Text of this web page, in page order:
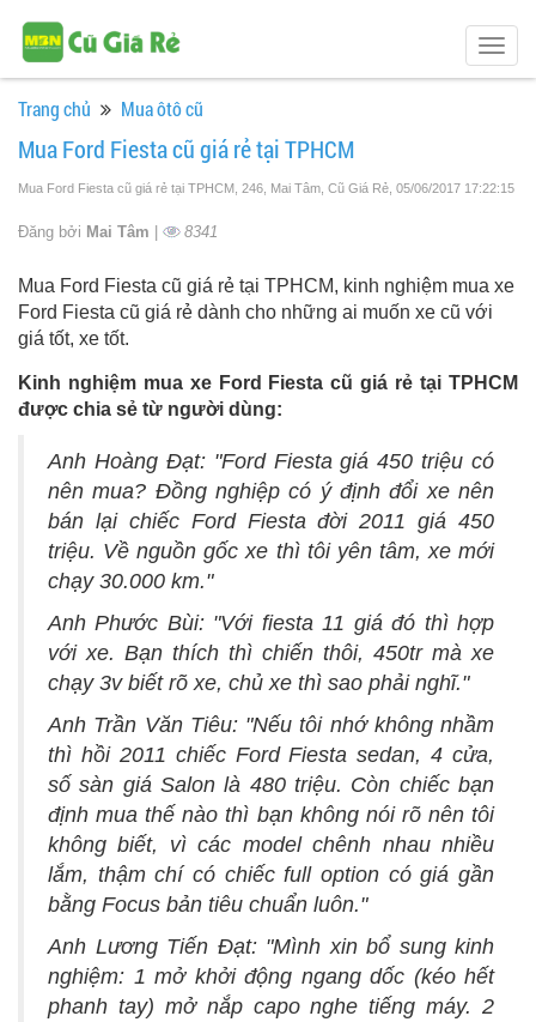
Trang chủ Mua ôtô cũ
Mua Ford Fiesta cũ giá rẻ tại TPHCM
Mua Ford Fiesta cũ giá rẻ tại TPHCM, 246, Mai Tâm, Cũ Giá Rẻ , 05/06/2017 17:22:15
Đăng bởi Mai Tâm | 8341
Mua Ford Fiesta cũ giá rẻ tại TPHCM, kinh nghiệm mua xe
Ford Fiesta cũ giá rẻ dành cho những ai muốn xe cũ với
giá tốt, xe tốt.
Kinh nghiệm mua xe Ford Fiesta cũ giá rẻ tại TPHCM
được chia sẻ từ người dùng:
Anh Hoàng Đạt: "Ford Fiesta giá 450 triệu có
nên mua? Đồng nghiệp có ý định đổi xe nên
bán lại chiếc Ford Fiesta đời 2011 giá 450
triệu. Về nguồn gốc xe thì tôi yên tâm, xe mới
chạy 30.000 km."
Anh Phước Bùi: "Với fiesta 11 giá đó thì hợp
với xe. Bạn thích thì chiến thôi, 450tr mà xe
chạy 3v biết rõ xe, chủ xe thì sao phải nghĩ."
Anh Trần Văn Tiêu: "Nếu tôi nhớ không nhầm
thì hồi 2011 chiếc Ford Fiesta sedan, 4 cửa,
số sàn giá Salon là 480 triệu. Còn chiếc bạn
định mua thế nào thì bạn không nói rõ nên tôi
không biết, vì các model chênh nhau nhiều
lắm, thậm chí có chiếc full option có giá gần
bằng Focus bản tiêu chuẩn luôn."
Anh Lương Tiến Đạt: "Mình xin bổ sung kinh
nghiệm: 1 mở khởi động ngang dốc (kéo hết
phanh tay) mở nắp capo nghe tiếng máy. 2